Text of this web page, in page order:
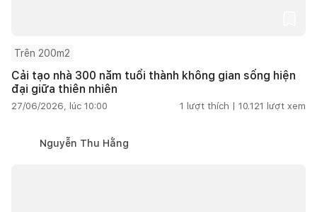
Trên 200m2
Cải tạo nhà 300 năm tuổi thành không gian sống hiện
đại giữa thiên nhiên
27/06/2026, lúc 10:00 1 lượt thích | 10.121 lượt xem
Nguyễn Thu Hằng